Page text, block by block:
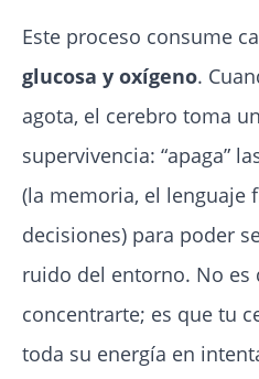
Este proceso consume
glucosa y oxígeno.
agota, el cerebro toma
supervivencia: “apaga”
(la memoria, el lenguaje
decisiones) para poder
ruido del entorno. No es
concentrarte; es que tu
toda su energía en